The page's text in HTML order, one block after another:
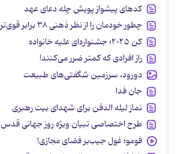
کدهای پیشواز پویش چله دعای عهد
چطور خودمان را از نظر ذهنی ۳۸ برابر قوی‌تر کنیم؟
کن ۲۰۲۵؛ جشنواره‌ای علیه خانواده
راز افرادی که کمتر ضرر می‌کنند!
دورود، سرزمین شگفتی‌های طبیعت
جان فدا
نماز لیله الدفن برای شهدای بیت رهبری
طرح اختصاصی تبیان ویژه روز جهانی قدس
فومو؛ غول جیب‌بر فضای مجازی!